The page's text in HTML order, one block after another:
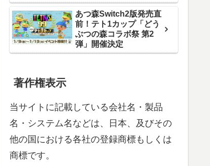
あつ森Switch2版発売直
前！テト1カップ「どう
ぶつの森コラボ祭 第2
弾」開催決定
著作権表示
当サイトに記載している会社名・製品
名・システム名などは、日本、及びその
他の国における各社の登録商標もしくは
商標です。